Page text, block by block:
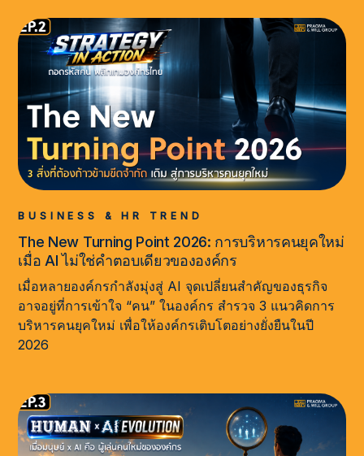
BUSINESS & HR TREND
The New Turning Point 2026: การบริหารคนยุคใหม่
เมื่อ AI ไม่ใช่คำตอบเดียวขององค์กร
เมื่อหลายองค์กรกำลังมุ่งสู่ AI จุดเปลี่ยนสำคัญของธุรกิจ
อาจอยู่ที่การเข้าใจ “คน” ในองค์กร สำรวจ 3 แนวคิดการ
บริหารคนยุคใหม่ เพื่อให้องค์กรเติบโตอย่างยั่งยืนในปี
2026